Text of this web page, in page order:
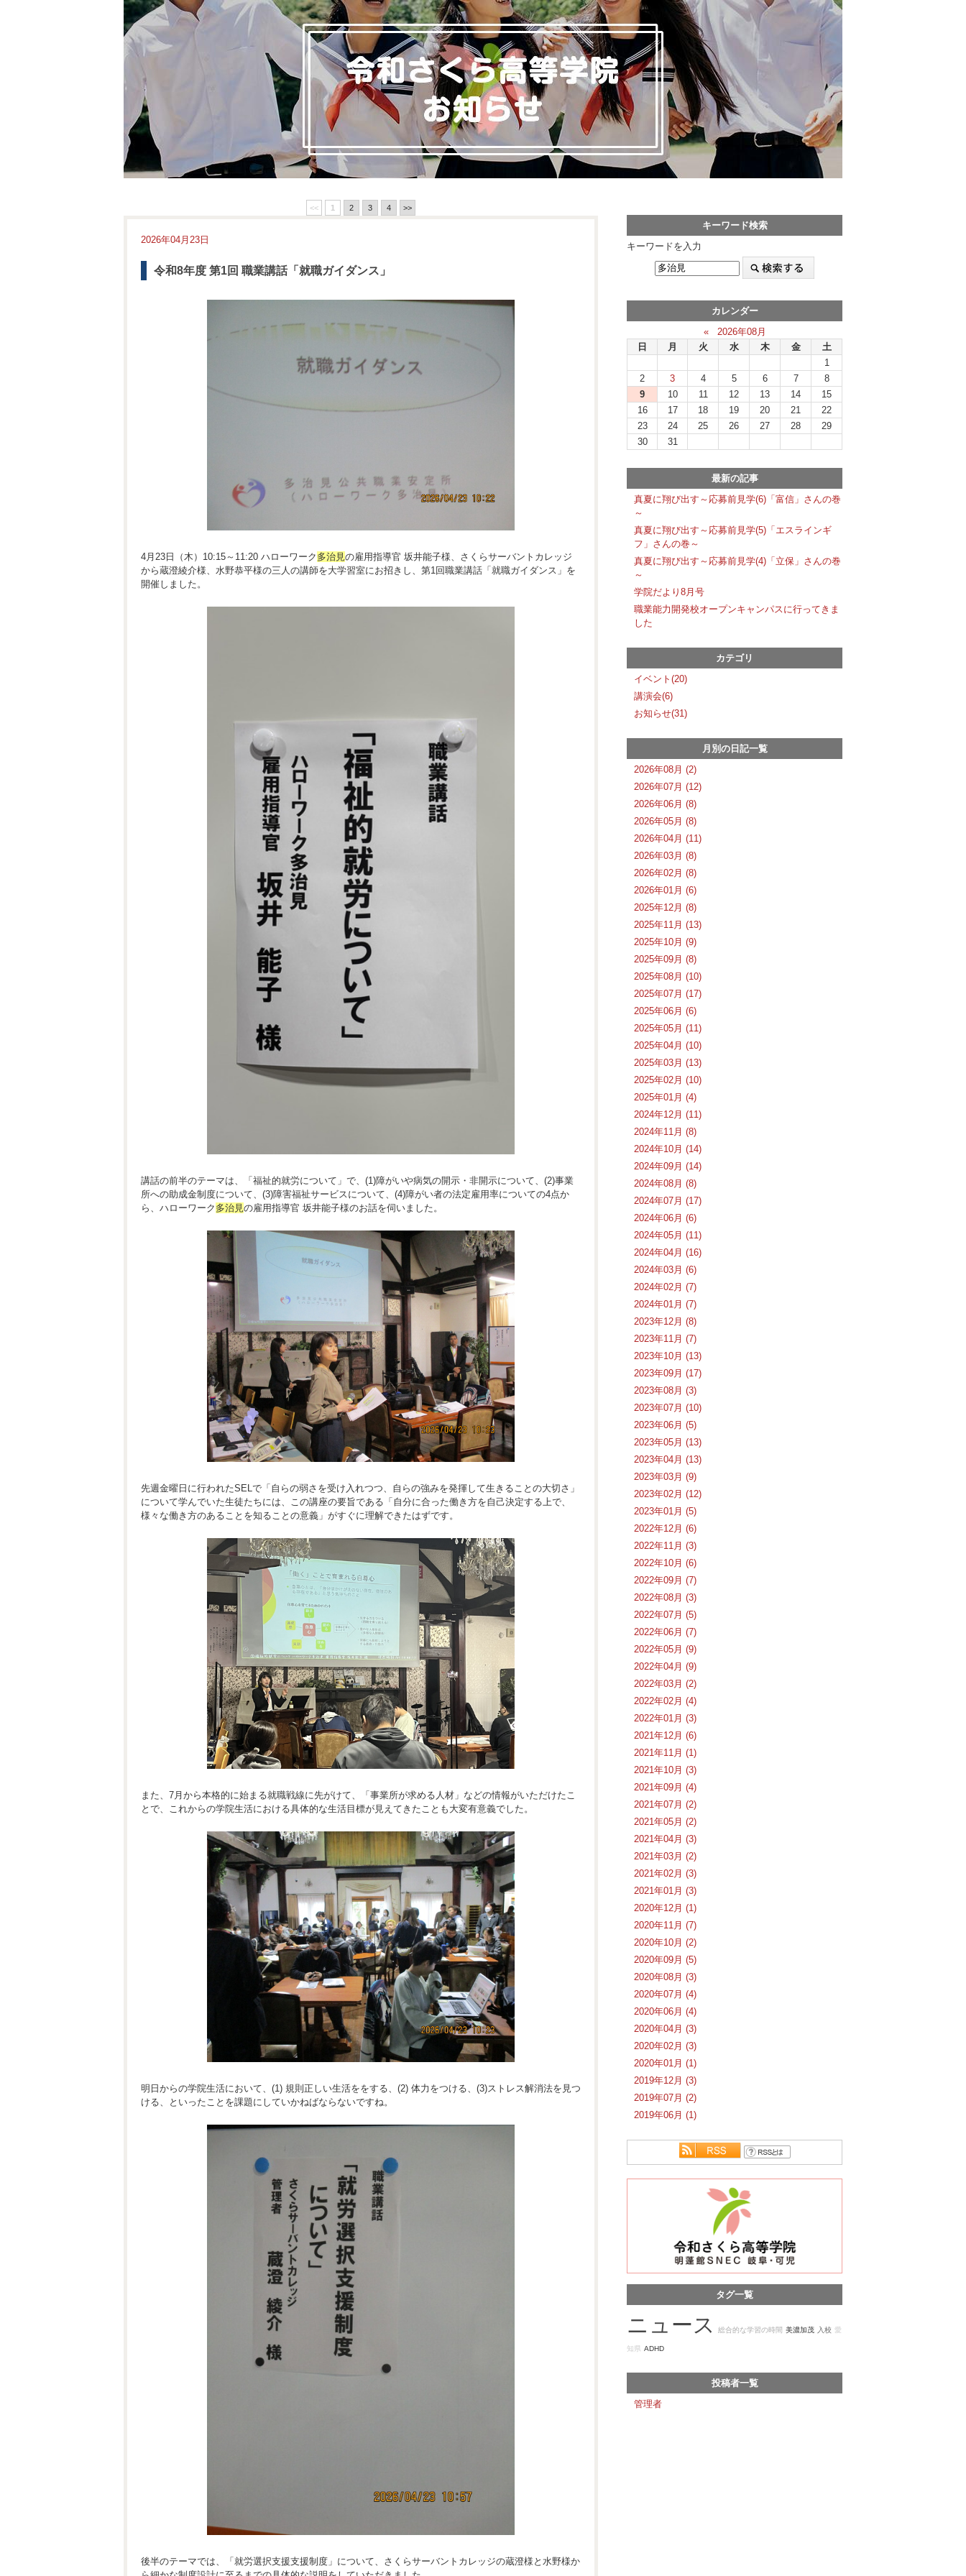
<< 1 2 3 4 >>
2026年04月23日
令和8年度 第1回 職業講話「就職ガイダンス」
4月23日（木）10:15～11:20 ハローワーク 多治見の雇用指導官 坂井能子様、さくらサーバントカレッジ
から蔵澄綾介様、水野恭平様の三人の講師を大学習室にお招きし、第1回職業講話「就職ガイダンス」を
開催しました。
講話の前半のテーマは、「福祉的就労について」で、(1)障がいや病気の開示・非開示について、(2)事業
所への助成金制度について、(3)障害福祉サービスについて、(4)障がい者の法定雇用率についての4点か
ら、ハローワーク 多治見の雇用指導官 坂井能子様のお話を伺いました。
先週金曜日に行われたSELで「自らの弱さを受け入れつつ、自らの強みを発揮して生きることの大切さ」
について学んでいた生徒たちには、この講座の要旨である「自分に合った働き方を自己決定する上で、
様々な働き方のあることを知ることの意義」がすぐに理解できたはずです。
また、7月から本格的に始まる就職戦線に先がけて、「事業所が求める人材」などの情報がいただけたこ
とで、これからの学院生活における具体的な生活目標が見えてきたことも大変有意義でした。
明日からの学院生活において、(1) 規則正しい生活ををする、(2) 体力をつける、(3)ストレス解消法を見つ
ける、といったことを課題にしていかねばならないですね。
後半のテーマでは、「就労選択支援支援制度」について、さくらサーバントカレッジの蔵澄様と水野様か
キーワード検索
キーワードを入力
カレンダー
«
2026年08月
日
月 火 水 木 金
土
1
2
3 4 5 6 7
8
9
10 11 12 13 14
15
16
17 18 19 20 21
22
23
24 25 26 27 28
29
30
31
最新の記事
真夏に翔び出す～応募前見学(6)「富信」さんの巻
～
真夏に翔び出す～応募前見学(5)「エスラインギ
フ」さんの巻～
真夏に翔び出す～応募前見学(4)「立保」さんの巻
～
学院だより8月号
職業能力開発校オープンキャンパスに行ってきま
した
カテゴリ
イベント(20)
講演会(6)
お知らせ(31)
月別の日記一覧
2026年08月 (2)
2026年07月 (12)
2026年06月 (8)
2026年05月 (8)
2026年04月 (11)
2026年03月 (8)
2026年02月 (8)
2026年01月 (6)
2025年12月 (8)
2025年11月 (13)
2025年10月 (9)
2025年09月 (8)
2025年08月 (10)
2025年07月 (17)
2025年06月 (6)
2025年05月 (11)
2025年04月 (10)
2025年03月 (13)
2025年02月 (10)
2025年01月 (4)
2024年12月 (11)
2024年11月 (8)
2024年10月 (14)
2024年09月 (14)
2024年08月 (8)
2024年07月 (17)
2024年06月 (6)
2024年05月 (11)
2024年04月 (16)
2024年03月 (6)
2024年02月 (7)
2024年01月 (7)
2023年12月 (8)
2023年11月 (7)
2023年10月 (13)
2023年09月 (17)
2023年08月 (3)
2023年07月 (10)
2023年06月 (5)
2023年05月 (13)
2023年04月 (13)
2023年03月 (9)
2023年02月 (12)
2023年01月 (5)
2022年12月 (6)
2022年11月 (3)
2022年10月 (6)
2022年09月 (7)
2022年08月 (3)
2022年07月 (5)
2022年06月 (7)
2022年05月 (9)
2022年04月 (9)
2022年03月 (2)
2022年02月 (4)
2022年01月 (3)
2021年12月 (6)
2021年11月 (1)
2021年10月 (3)
2021年09月 (4)
2021年07月 (2)
2021年05月 (2)
2021年04月 (3)
2021年03月 (2)
2021年02月 (3)
2021年01月 (3)
2020年12月 (1)
2020年11月 (7)
2020年10月 (2)
2020年09月 (5)
2020年08月 (3)
2020年07月 (4)
2020年06月 (4)
2020年04月 (3)
2020年02月 (3)
2020年01月 (1)
2019年12月 (3)
2019年07月 (2)
2019年06月 (1)
タグ一覧
ニュース 総合的な学習の時間 美濃加茂 入校 愛
知県 ADHD
投稿者一覧
管理者